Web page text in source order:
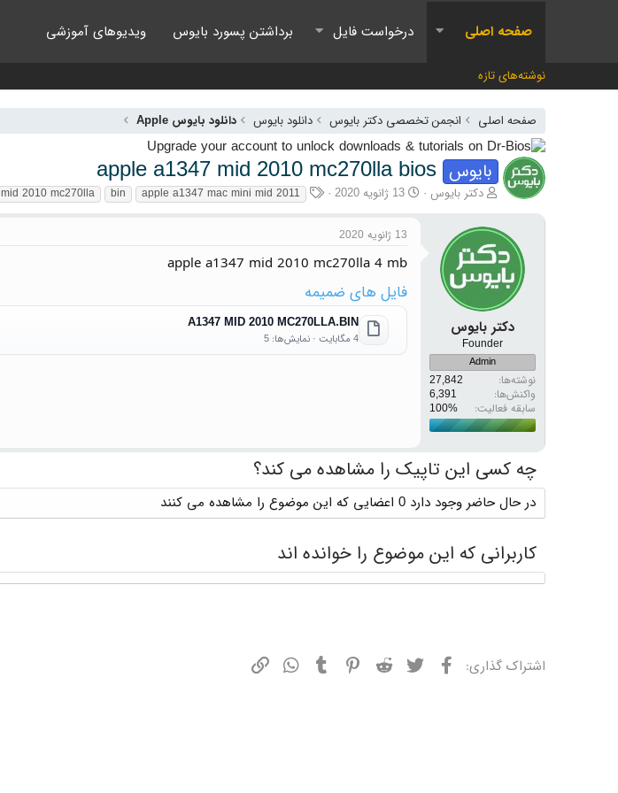
صفحه اصلی درخواست فایل برداشتن پسورد بایوس ویدیوهای آموزشی
نوشته‌های تازه
صفحه اصلی انجمن تخصصی دکتر بایوس دانلود بایوس دانلود بایوس Apple
بایوس apple a1347 mid 2010 mc270lla bios
آغازگر گفتمان
دکتر بایوس تاریخ شروع
13 ژانویه 2020 برچسب‌ها
apple a1347 mac mini mid 2011
bin
mid 2010 mc270lla
دکتر بایوس
Founder
Admin
نوشته‌ها
27,842
واکنش‌ها
6,391
سابقه فعالیت:
13 ژانویه 2020
apple a1347 mid 2010 mc270lla 4 mb
فایل های ضمیمه
A1347 MID 2010 MC270LLA.BIN
4 مگابایت · نمایش‌ها: 5
چه کسی این تاپیک را مشاهده می کند؟
در حال حاضر وجود دارد 0 اعضایی که این موضوع را مشاهده می کنند
کاربرانی که این موضوع را خوانده اند
اشتراک گذاری: فیسبوکتوییتر ردیت پینترستتامبلر واتسپ